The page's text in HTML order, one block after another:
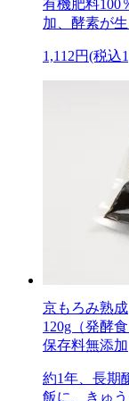
有機肥料100
加、酵素が
1,112円(税込
京もろみ熟成
120g（発酵食
保存料無添加
約1年、長期
飯に、きゅ